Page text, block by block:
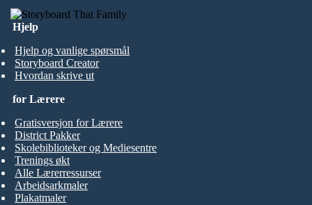
Hjelp
Hjelp og vanlige spørsmål
Storyboard Creator
Hvordan skrive ut
for Lærere
Gratisversjon for Lærere
District Pakker
Skolebiblioteker og Mediesentre
Trenings økt
Alle Lærerressurser
Arbeidsarkmaler
Plakatmaler